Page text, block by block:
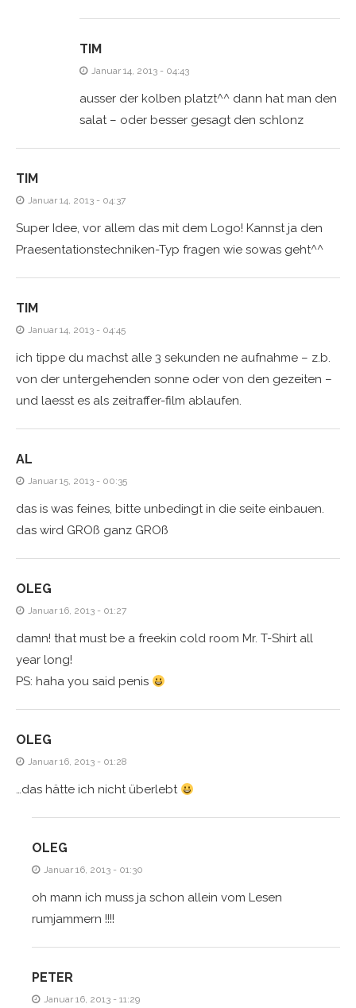
TIM
Januar 14, 2013 - 04:43
ausser der kolben platzt^^ dann hat man den
salat – oder besser gesagt den schlonz
TIM
Januar 14, 2013 - 04:37
Super Idee, vor allem das mit dem Logo! Kannst ja den
Praesentationstechniken-Typ fragen wie sowas geht^^
TIM
Januar 14, 2013 - 04:45
ich tippe du machst alle 3 sekunden ne aufnahme – z.b.
von der untergehenden sonne oder von den gezeiten –
und laesst es als zeitraffer-film ablaufen.
AL
Januar 15, 2013 - 00:35
das is was feines, bitte unbedingt in die seite einbauen.
das wird GROß ganz GROß
OLEG
Januar 16, 2013 - 01:27
damn! that must be a freekin cold room Mr. T-Shirt all
year long!
PS: haha you said penis
OLEG
Januar 16, 2013 - 01:28
…das hätte ich nicht überlebt
OLEG
Januar 16, 2013 - 01:30
oh mann ich muss ja schon allein vom Lesen
rumjammern !!!!
PETER
Januar 16, 2013 - 11:29